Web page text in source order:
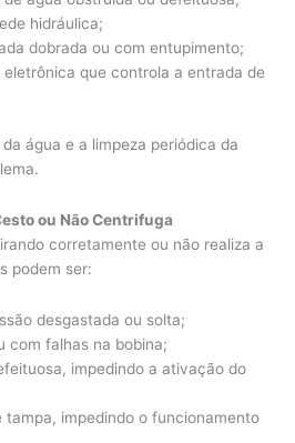
hidráulica;
dobrada ou com entupimento;
eletrônica que controla a entrada de
água e a limpeza periódica da
ou Não Centrifuga
corretamente ou não realiza a
podem ser:
desgastada ou solta;
com falhas na bobina;
impedindo a ativação do
tampa, impedindo o funcionamento